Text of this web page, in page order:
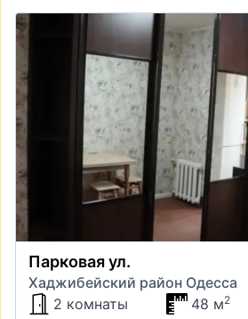
Парковая ул.
Хаджибейский район Одесса
2 комнаты
48 м2